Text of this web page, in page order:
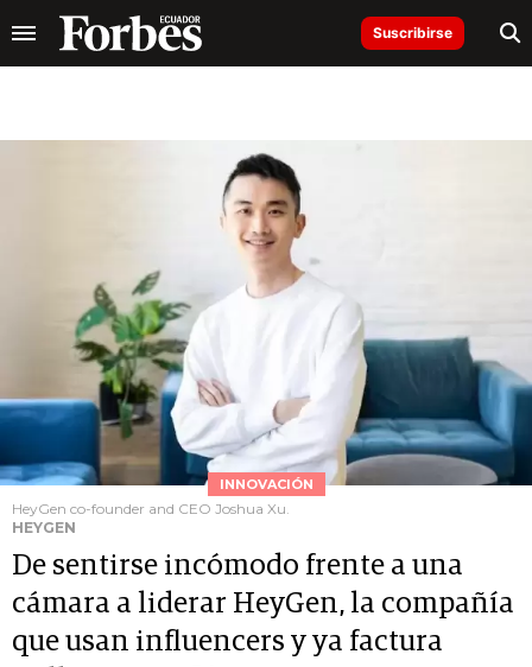
Suscribirse
INNOVACIÓN
HeyGen co-founder and CEO Joshua Xu.
HEYGEN
De sentirse incómodo frente a una
cámara a liderar HeyGen, la compañía
que usan influencers y ya factura